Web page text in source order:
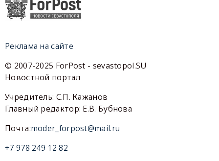
Реклама на сайте
© 2007-2025 ForPost - sevastopol.SU
Новостной портал
Учредитель: С.П. Кажанов
Главный редактор: Е.В. Бубнова
Почта:moder_forpost@mail.ru
+7 978 249 12 82